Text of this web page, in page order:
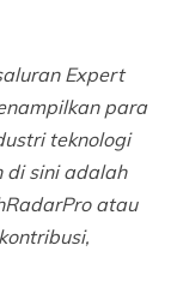
Expert
para
teknologi
di sini adalah
atau